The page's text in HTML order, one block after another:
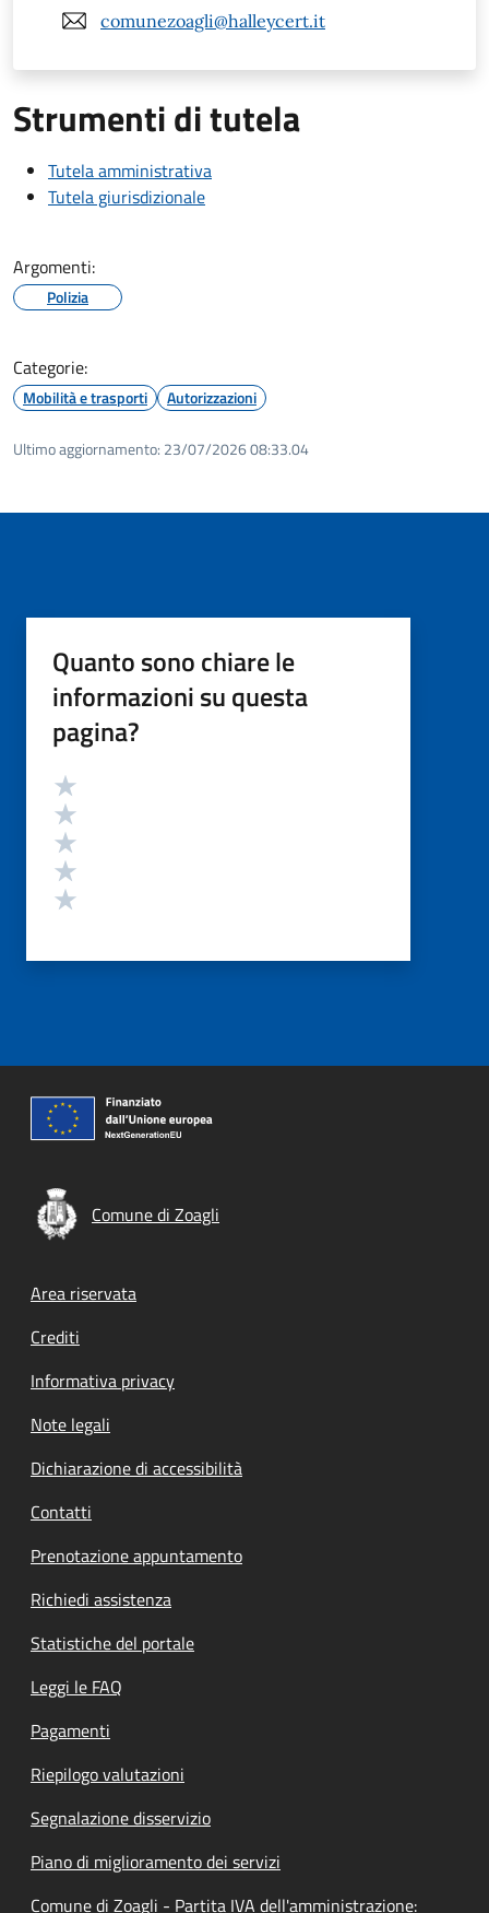
comunezoagli@halleycert.it
Strumenti di tutela
Tutela amministrativa
Tutela giurisdizionale
Argomenti:
Polizia
Categorie:
Mobilità e trasporti Autorizzazioni
Ultimo aggiornamento: 23/07/2026 08:33.04
Quanto sono chiare le
informazioni su questa
pagina?
Valutazione
Comune di Zoagli
Footer menu
Area riservata
Crediti
Informativa privacy
Note legali
Dichiarazione di accessibilità
Contatti
Prenotazione appuntamento
Richiedi assistenza
Statistiche del portale
Leggi le FAQ
Pagamenti
Riepilogo valutazioni
Segnalazione disservizio
Piano di miglioramento dei servizi
Comune di Zoagli - Partita IVA dell'amministrazione: